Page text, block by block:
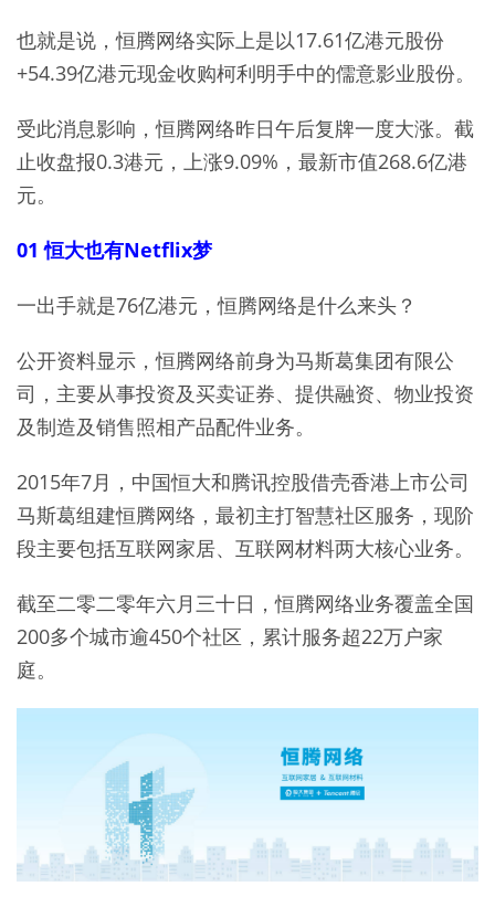
也就是说，恒腾网络实际上是以17.61亿港元股份
+54.39亿港元现金收购柯利明手中的儒意影业股份。
受此消息影响，恒腾网络昨日午后复牌一度大涨。截
止收盘报0.3港元，上涨9.09%，最新市值268.6亿港
元。
01 恒大也有Netflix梦
一出手就是76亿港元，恒腾网络是什么来头？
公开资料显示，恒腾网络前身为马斯葛集团有限公
司，主要从事投资及买卖证券、提供融资、物业投资
及制造及销售照相产品配件业务。
2015年7月，中国恒大和腾讯控股借壳香港上市公司
马斯葛组建恒腾网络，最初主打智慧社区服务，现阶
段主要包括互联网家居、互联网材料两大核心业务。
截至二零二零年六月三十日，恒腾网络业务覆盖全国
200多个城市逾450个社区，累计服务超22万户家
庭。